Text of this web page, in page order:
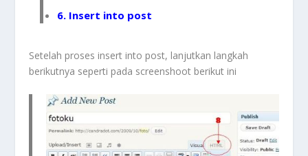
6. Insert into post
Setelah proses insert into post, lanjutkan langkah
berikutnya seperti pada screenshoot berikut ini